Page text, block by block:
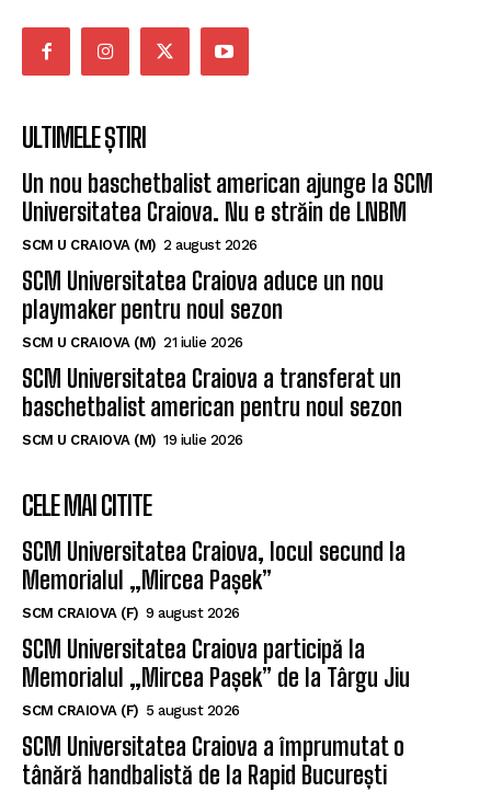
ULTIMELE ȘTIRI
Un nou baschetbalist american ajunge la SCM
Universitatea Craiova. Nu e străin de LNBM
SCM U CRAIOVA (M) 2 august 2026
SCM Universitatea Craiova aduce un nou
playmaker pentru noul sezon
SCM U CRAIOVA (M) 21 iulie 2026
SCM Universitatea Craiova a transferat un
baschetbalist american pentru noul sezon
SCM U CRAIOVA (M) 19 iulie 2026
CELE MAI CITITE
SCM Universitatea Craiova, locul secund la
Memorialul „Mircea Pașek”
SCM CRAIOVA (F) 9 august 2026
SCM Universitatea Craiova participă la
Memorialul „Mircea Pașek” de la Târgu Jiu
SCM CRAIOVA (F) 5 august 2026
SCM Universitatea Craiova a împrumutat o
tânără handbalistă de la Rapid București